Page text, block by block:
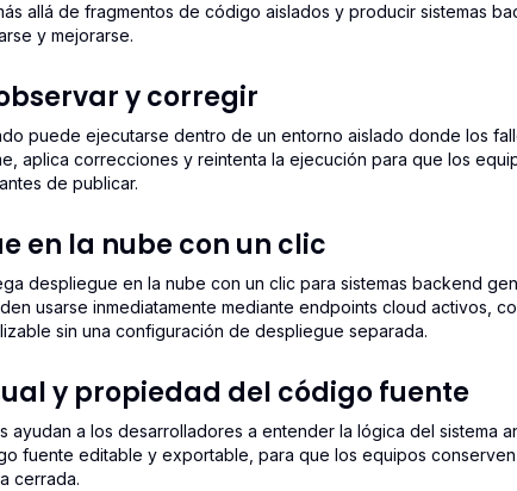
allá de fragmentos de código aislados y producir sistemas
y mejorarse.
y corregir
puede ejecutarse dentro de un entorno aislado donde los
aplica correcciones y reintenta la ejecución para que los
de publicar.
en la nube con un clic
despliegue en la nube con un clic para sistemas backend
usarse inmediatamente mediante endpoints cloud activos,
sin una configuración de despliegue separada.
y propiedad del código fuente
ayudan a los desarrolladores a entender la lógica del sistema
fuente editable y exportable, para que los equipos
cerrada.